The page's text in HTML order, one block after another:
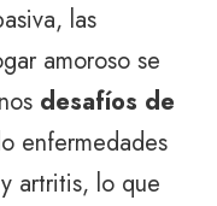
las
amoroso se
desafíos de
enfermedades
artritis, lo que